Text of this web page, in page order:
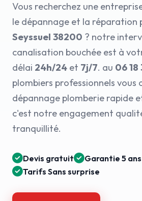
Vous recherchez une
le dépannage et la réparation
Seyssuel 38200 ? notre
canalisation bouchée est à
délai 24h/24 et 7j/7. au 06 18
plombiers professionnels vous
dépannage plomberie rapide
c'est notre engagement
tranquillité.
Devis gratuit
Garantie 5 ans
Tarifs Sans surprise